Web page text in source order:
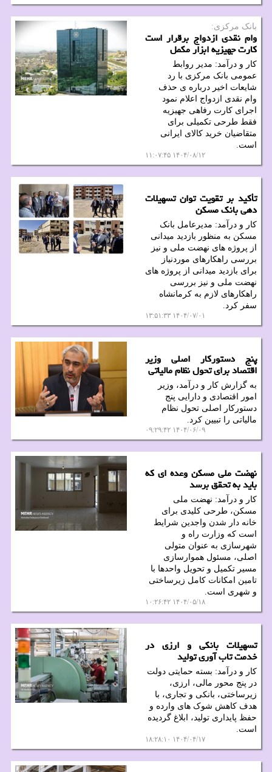
بانک مرکزی:
وام نقدی ازدواج برقرار است
کارت جهیزیه ابزار مکمل
کار و درآمد: مدیر روابط
عمومی بانک مرکزی با رد
شایعات اخیر درباره ی حذف
وام نقدی ازدواج اعلام نمود
اجرای کارت رفاهی جهیزیه
فقط طرحی تکمیلی برای
متقاضیان خرید کالای ایرانی
است.
۱۴۰۴/۰۸/۱۲ ۱۱:۰۷:۴۵
تأکید بر تقویت توان تسهیلات
دهی بانک مسکن
کار و درآمد: مدیرعامل بانک
مسکن به منظور بازدید میدانی
از پروژه های نهضت ملی و نیز
بررسی راهکارهای موردنیاز
برای بازدید میدانی از پروژه های
نهضت ملی و نیز بررسی
راهکارهای لازم به کرمانشاه
سفر کرد.
۱۴۰۴/۰۷/۰۱ ۱۳:۵۱:۳۳
پنج دستورکار اصلی وزیر
اقتصاد برای تحول نظام مالیاتی
به گزارش کار و درآمد، وزیر
امور اقتصادی و دارایی پنج
دستورکار اصلی تحول نظام
مالیاتی را تبیین کرد.
۱۴۰۴/۰۶/۰۹ ۰۹:۲۹:۴۲
نهضت ملی مسکن وعده ای که
باید به تحقق برسد
کار و درآمد: نهضت ملی
مسکن، طرحی کلیدی برای
خانه دار شدن واجدین شرایط
است که وزارت راه و
شهرسازی به عنوان متولی
اصلی، مسئول هموارسازی
مسیر تکمیل و تحویل واحدها با
تامین امکانات کامل زیرساختی
و شهری است.
۱۴۰۴/۰۵/۱۸ ۱۰:۲۶:۴۲
تسهیلات بانکی و ارزی در
خدمت تاب آوری تولید
کار و درآمد: بسته حمایتی دولت
در پنج محور مالی، ارزی،
زیرساختی، بانکی و تجاری، با
هدف کاهش شوک های وارده و
حفظ پایداری تولید، ابلاغ گردیده
است.
۱۴۰۴/۰۴/۱۷ ۱۸:۲۸:۱۰